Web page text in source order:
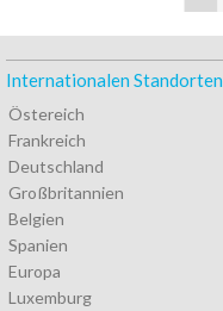
Internationalen Standorten
Östereich
Frankreich
Deutschland
Großbritannien
Belgien
Spanien
Europa
Luxemburg